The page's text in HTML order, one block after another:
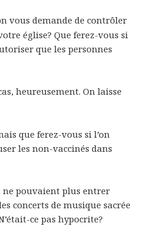
vous demande de contrôler
église? Que ferez-vous si
que les personnes
heureusement. On laisse
que ferez-vous si l’on
les non-vaccinés dans
ne pouvaient plus entrer
concerts de musique sacrée
ce pas hypocrite?